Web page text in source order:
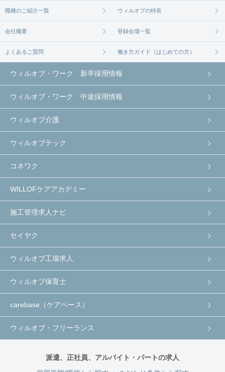
職種のご紹介一覧 ウィルオブの特長
会社概要 登録会場一覧
よくあるご質問 働き方ガイド（はじめての方）
ウィルオブ・ワーク 新卒採用情報
ウィルオブ・ワーク 中途採用情報
ウィルオブ介護
ウィルオブテック
コネワク
WILLOFケアアカデミー
施工管理求人ナビ
セイヤク
ウィルオブ工場求人
ウィルオブ保育士
carebase（ケアベース）
ウィルオブ・フリーランス
派遣、正社員、アルバイト・パートの求人